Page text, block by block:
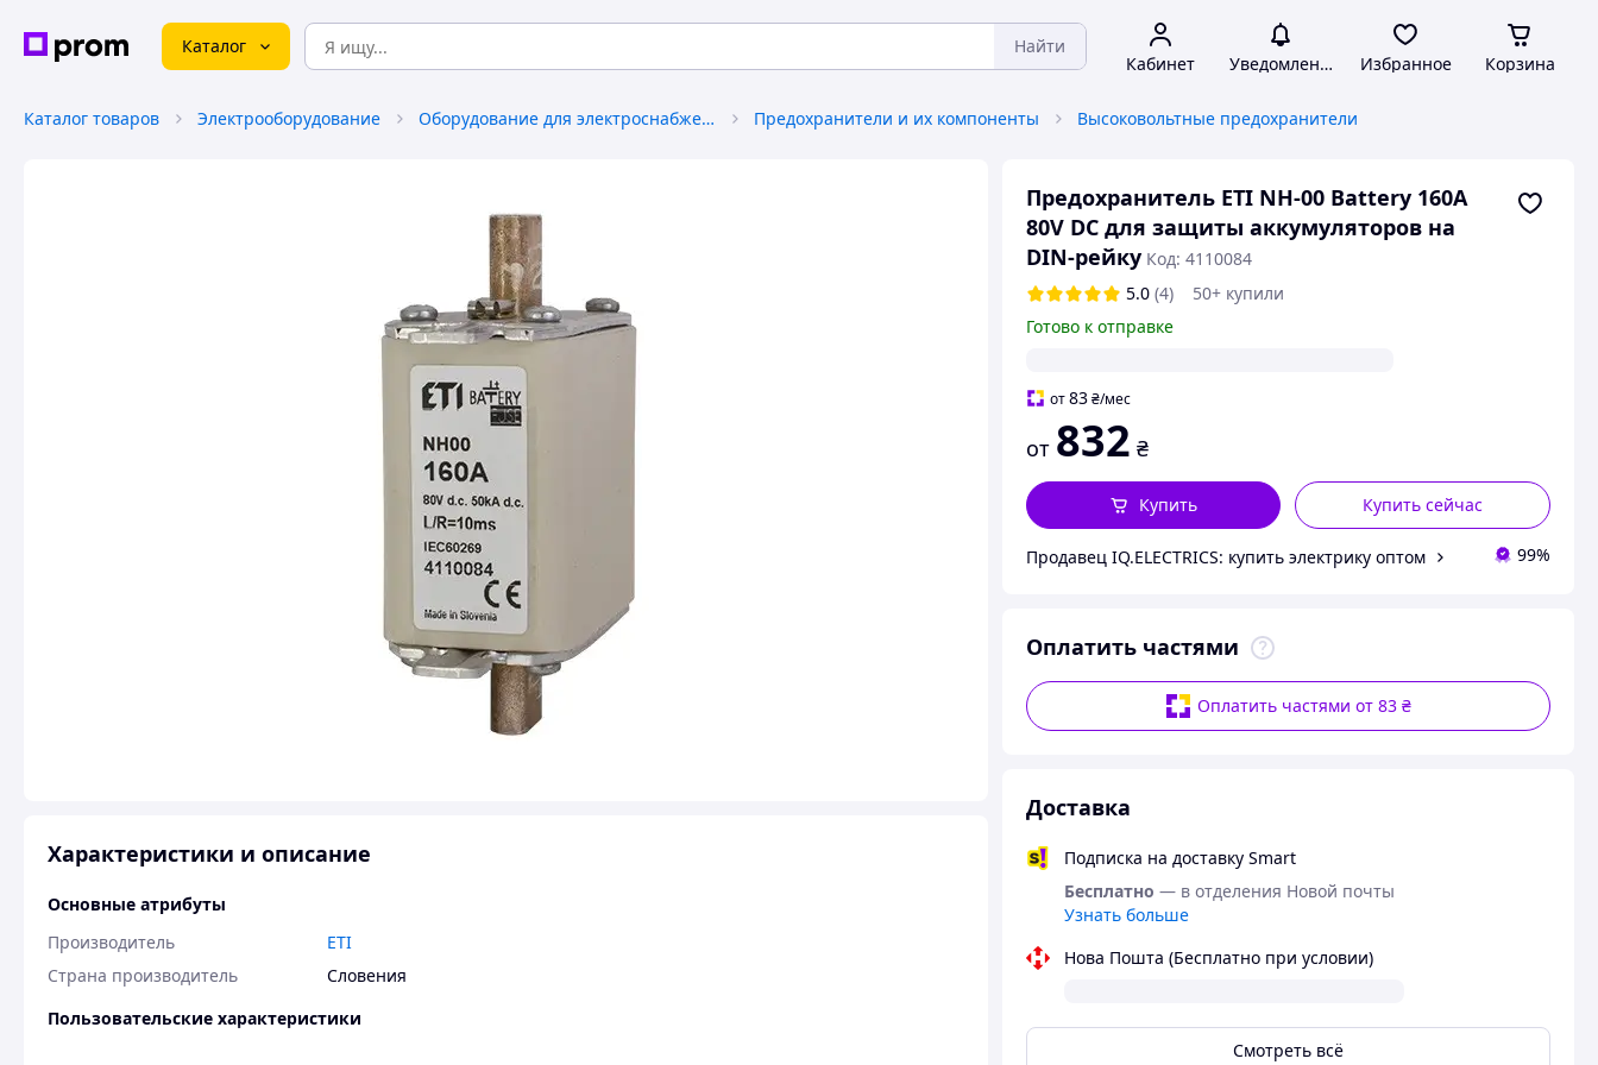
Каталог Найти
Кабинет Уведомления Избранное Корзина
Каталог товаров Электрооборудование Оборудование для электроснабжения Предохранители и их компоненты Высоковольтные предохранители
Предохранитель ETI NH-00 Battery 160A
80V DC для защиты аккумуляторов на
DIN-рейку Код: 4110084
5.0 (4)
50+ купили
Готово к отправке
от83 ₴/мес
от 832 ₴
Купить сейчас
Купить
Продавец IQ.ELECTRICS: купить электрику оптом 99%
Оплатить частями
Оплатить частями от 83 ₴
Доставка
Подписка на доставку Smart
Бесплатно — в отделения Новой почты
Узнать больше
Нова Пошта (Бесплатно при условии)
Смотреть всё
Характеристики и описание
Основные атрибуты
Производитель
ETI
Страна производитель
Словения
Пользовательские характеристики